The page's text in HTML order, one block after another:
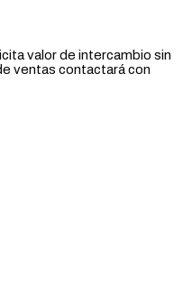
valor de intercambio sin
ventas contactará con